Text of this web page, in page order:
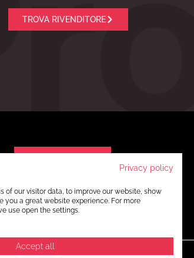
TROVA RIVENDITORE
Privacy policy
of our visitor data, to improve our website, show
you a great website experience. For more
use open the settings.
Accept all